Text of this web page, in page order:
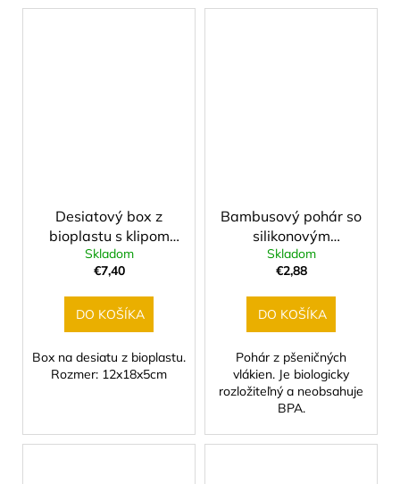
Desiatový box z
bioplastu s klipom
800ml Fee
Skladom
€7,40
DO KOŠÍKA
Box na desiatu z bioplastu.
Rozmer: 12x18x5cm
Bambusový pohár so
silikonovým
vrchnákom
Skladom
€2,88
DO KOŠÍKA
Pohár z pšeničných
vlákien. Je biologicky
rozložiteľný a neobsahuje
BPA.